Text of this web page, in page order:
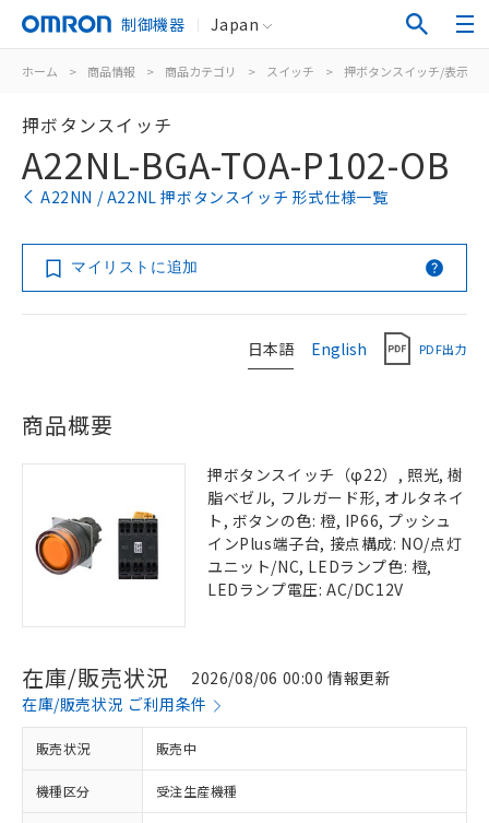
制御機器 Japan
ホーム > 商品情報 > 商品カテゴリ > スイッチ > 押ボタンスイッチ/表示灯
押ボタンスイッチ
A22NL-BGA-TOA-P102-OB
A22NN / A22NL 押ボタンスイッチ 形式仕様一覧
マイリストに追加
日本語 English PDF出力
商品概要
押ボタンスイッチ（φ22）, 照光, 樹
脂ベゼル, フルガード形, オルタネイ
ト, ボタンの色: 橙, IP66, プッシュ
インPlus端子台, 接点構成: NO/点灯
ユニット/NC, LEDランプ色: 橙,
LEDランプ電圧: AC/DC12V
在庫/販売状況
2026/08/06 00:00 情報更新
在庫/販売状況 ご利用条件
販売状況 販売中
機種区分 受注生産機種